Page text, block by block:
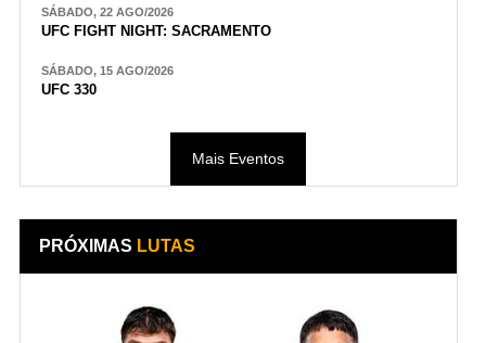
SÁBADO, 22 AGO/2026
UFC FIGHT NIGHT: SACRAMENTO
SÁBADO, 15 AGO/2026
UFC 330
Mais Eventos
PRÓXIMAS LUTAS